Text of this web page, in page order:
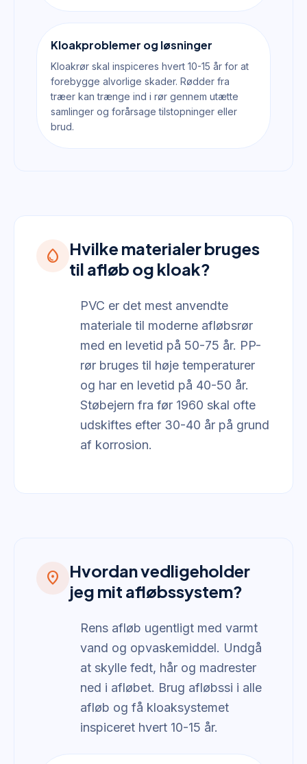
Kloakproblemer og løsninger
Kloakrør skal inspiceres hvert 10-15 år for at
forebygge alvorlige skader. Rødder fra
træer kan trænge ind i rør gennem utætte
samlinger og forårsage tilstopninger eller
brud.
water_drop
Hvilke materialer bruges
til afløb og kloak?
PVC er det mest anvendte
materiale til moderne afløbsrør
med en levetid på 50-75 år. PP-
rør bruges til høje temperaturer
og har en levetid på 40-50 år.
Støbejern fra før 1960 skal ofte
udskiftes efter 30-40 år på grund
af korrosion.
location_on
Hvordan vedligeholder
jeg mit afløbssystem?
Rens afløb ugentligt med varmt
vand og opvaskemiddel. Undgå
at skylle fedt, hår og madrester
ned i afløbet. Brug afløbssi i alle
afløb og få kloaksystemet
inspiceret hvert 10-15 år.